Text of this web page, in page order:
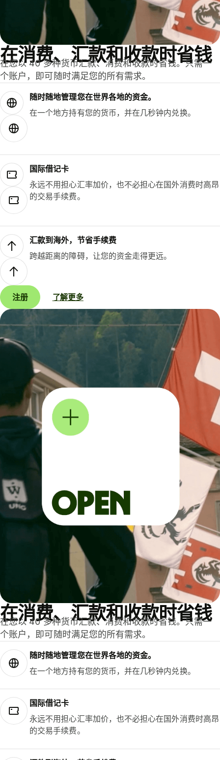
在消费、汇款和收款时省钱
在您以 40 多种货币汇款、消费和收款时省钱。只需一
个账户，即可随时满足您的所有需求。
随时随地管理您在世界各地的资金。
在一个地方持有您的货币，并在几秒钟内兑换。
国际借记卡
永远不用担心汇率加价，也不必担心在国外消费时高昂
的交易手续费。
汇款到海外，节省手续费
跨越距离的障碍，让您的资金走得更远。
注册 了解更多
在消费、汇款和收款时省钱
在您以 40 多种货币汇款、消费和收款时省钱。只需一
个账户，即可随时满足您的所有需求。
随时随地管理您在世界各地的资金。
在一个地方持有您的货币，并在几秒钟内兑换。
国际借记卡
永远不用担心汇率加价，也不必担心在国外消费时高昂
的交易手续费。